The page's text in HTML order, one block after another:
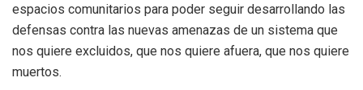
espacios comunitarios para poder seguir desarrollando las
defensas contra las nuevas amenazas de un sistema que
nos quiere excluidos, que nos quiere afuera, que nos quiere
muertos.